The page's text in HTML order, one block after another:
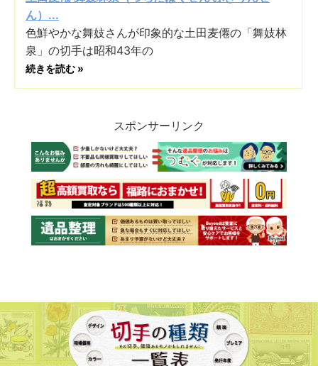
ん）...
色鮮やかな舞妓さんが印象的な土田麦僊の「舞妓林
泉」の切手は昭和43年の
続きを読む »
スポンサーリンク